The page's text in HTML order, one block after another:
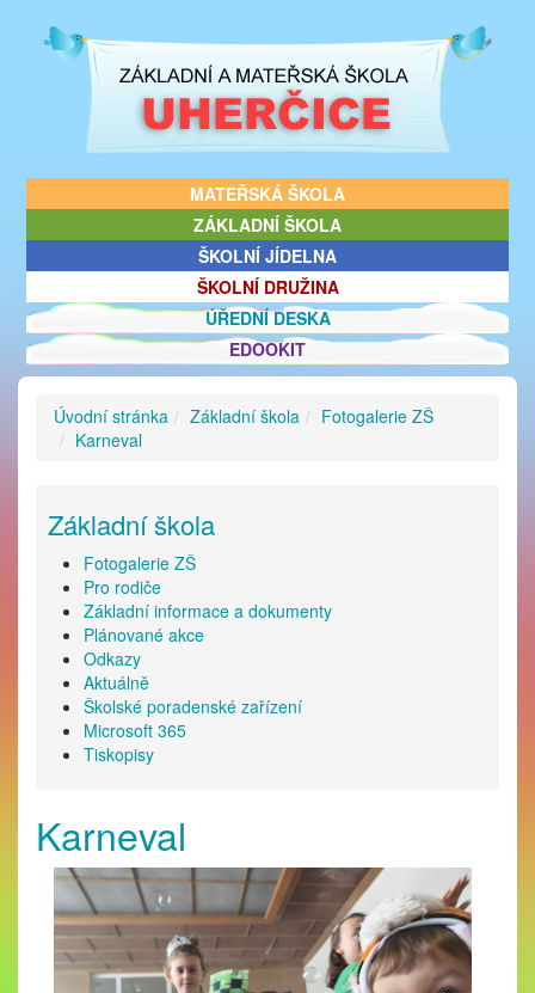
MATEŘSKÁ ŠKOLA
ZÁKLADNÍ ŠKOLA
ŠKOLNÍ JÍDELNA
ŠKOLNÍ DRUŽINA
ÚŘEDNÍ DESKA
EDOOKIT
Úvodní stránka Základní škola
Fotogalerie ZŠ
Karneval
Základní škola
Fotogalerie ZŠ
Pro rodiče
Základní informace a dokumenty
Plánované akce
Odkazy
Aktuálně
Školské poradenské zařízení
Microsoft 365
Tiskopisy
Karneval